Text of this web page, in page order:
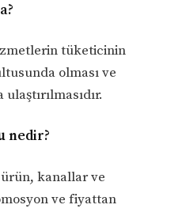
tüketicinin
olması ve
nedir?
kanallar ve
ve fiyattan